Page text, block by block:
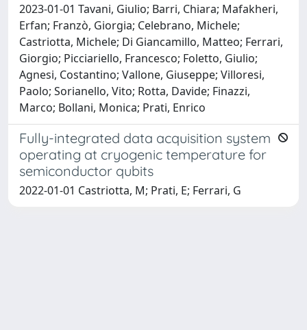
2023-01-01 Tavani, Giulio; Barri, Chiara; Mafakheri,
Erfan; Franzò, Giorgia; Celebrano, Michele;
Castriotta, Michele; Di Giancamillo, Matteo; Ferrari,
Giorgio; Picciariello, Francesco; Foletto, Giulio;
Agnesi, Costantino; Vallone, Giuseppe; Villoresi,
Paolo; Sorianello, Vito; Rotta, Davide; Finazzi,
Marco; Bollani, Monica; Prati, Enrico
Fully-integrated data acquisition system
operating at cryogenic temperature for
semiconductor qubits
2022-01-01 Castriotta, M; Prati, E; Ferrari, G